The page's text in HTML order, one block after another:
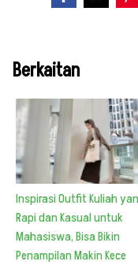
Berkaitan
Inspirasi Outfit Kuliah
Rapi dan Kasual untuk
Mahasiswa, Bisa Bikin
Penampilan Makin Kece